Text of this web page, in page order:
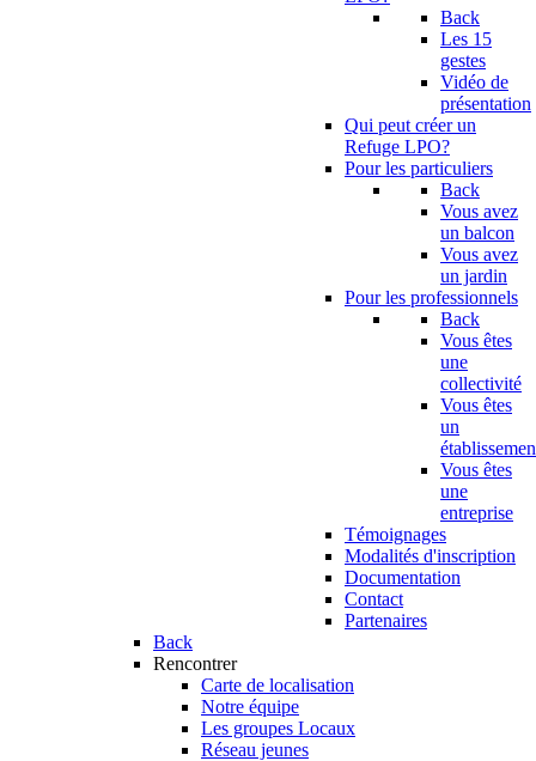
Back
Les 15
gestes
Vidéo de
présentation
Qui peut créer un
Refuge LPO?
Pour les particuliers
Back
Vous avez
un balcon
Vous avez
un jardin
Pour les professionnels
Back
Vous êtes
une
collectivité
Vous êtes
un
Vous êtes
une
entreprise
Témoignages
Modalités d'inscription
Documentation
Contact
Partenaires
Back
Rencontrer
Carte de localisation
Notre équipe
Les groupes Locaux
Réseau jeunes